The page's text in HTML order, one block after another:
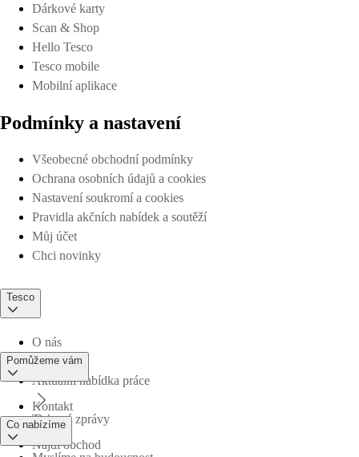
Dárkové karty
Scan & Shop
Hello Tesco
Tesco mobile
Mobilní aplikace
Podmínky a nastavení
Všeobecné obchodní podmínky
Ochrana osobních údajů a cookies
Nastavení soukromí a cookies
Pravidla akčních nabídek a soutěží
Můj účet
Chci novinky
Tesco
O nás
Aktuální nabídka práce
Tiskové zprávy
Pomůžeme vám
Kontakt
Najdi obchod
Co nabízíme